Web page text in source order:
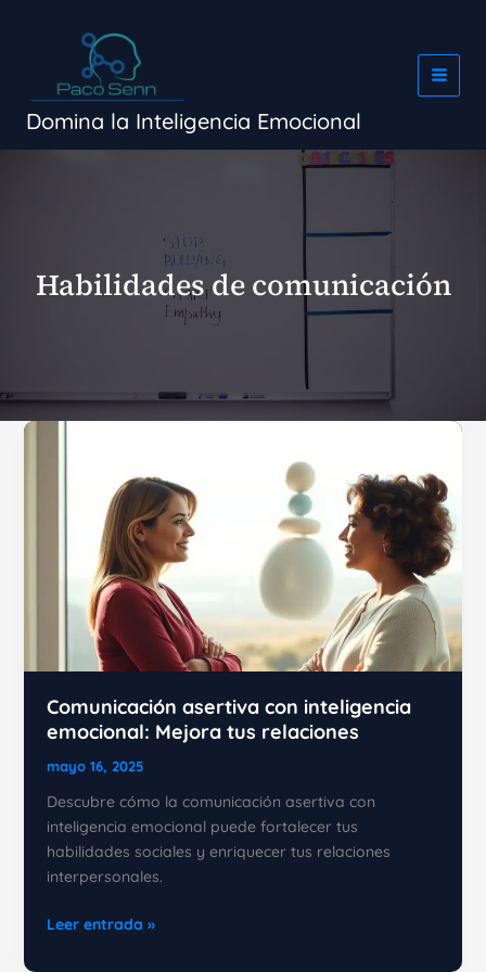
Domina la Inteligencia Emocional
Habilidades de comunicación
Comunicación asertiva con inteligencia
emocional: Mejora tus relaciones
mayo 16, 2025
Descubre cómo la comunicación asertiva con
inteligencia emocional puede fortalecer tus
habilidades sociales y enriquecer tus relaciones
interpersonales.
Comunicación
Leer entrada »